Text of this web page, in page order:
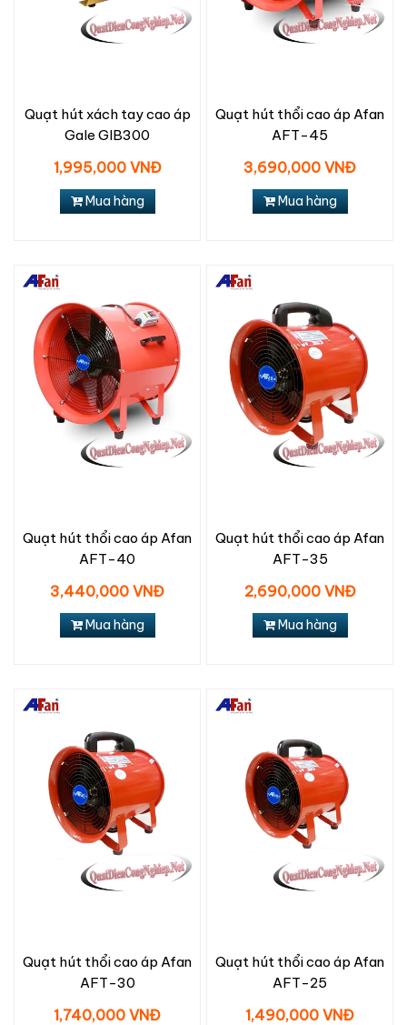
Quạt hút xách tay cao áp
Gale GIB300
1,995,000 VNĐ
Mua hàng
Quạt hút thổi cao áp Afan
AFT-45
3,690,000 VNĐ
Mua hàng
Quạt hút thổi cao áp Afan
AFT-40
3,440,000 VNĐ
Mua hàng
Quạt hút thổi cao áp Afan
AFT-35
2,690,000 VNĐ
Mua hàng
Quạt hút thổi cao áp Afan
AFT-30
1,740,000 VNĐ
Quạt hút thổi cao áp Afan
AFT-25
1,490,000 VNĐ